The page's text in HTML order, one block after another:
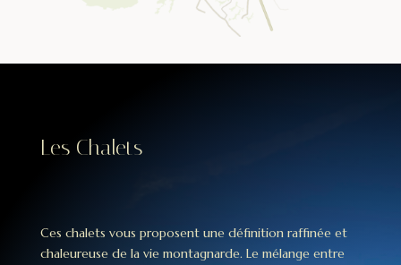
Les Chalets
Ces chalets vous proposent une définition raffinée et
chaleureuse de la vie montagnarde. Le mélange entre